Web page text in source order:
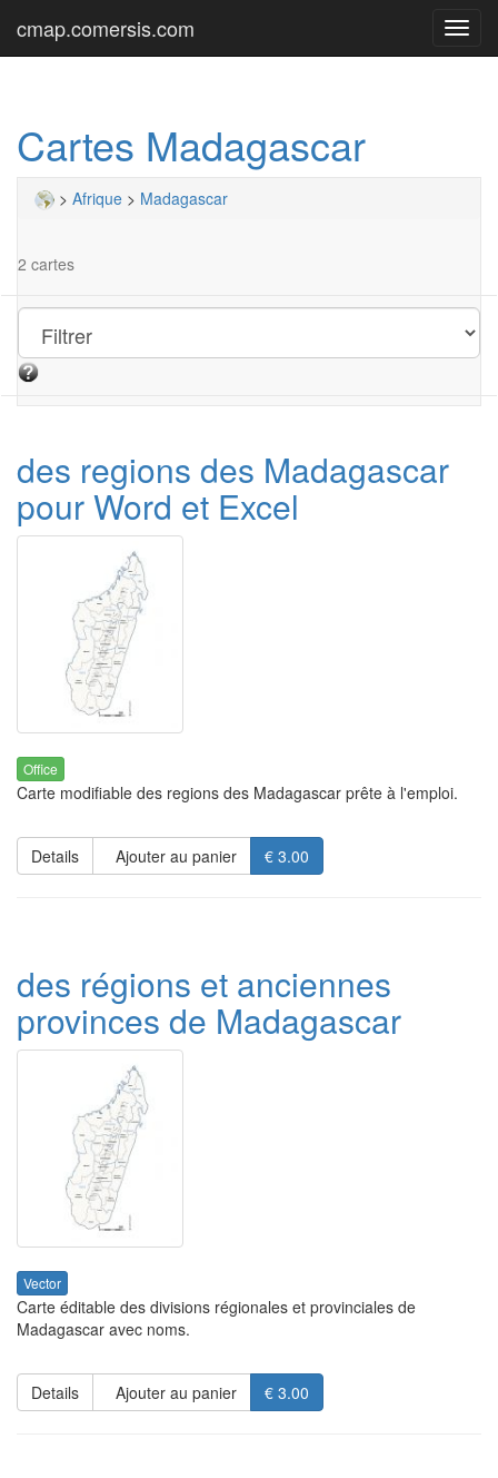
cmap.comersis.com
Cartes Madagascar
> Afrique > Madagascar
2 cartes
des regions des Madagascar
pour Word et Excel
Office
Carte modifiable des regions des Madagascar prête à l'emploi.
Details Ajouter au panier € 3.00
des régions et anciennes
provinces de Madagascar
Vector
Carte éditable des divisions régionales et provinciales de
Madagascar avec noms.
Details Ajouter au panier € 3.00